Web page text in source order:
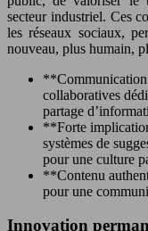
secteur industriel. Ces
les réseaux sociaux,
nouveau, plus humain,
collaboratives
partage
**Forte
systèmes de
pour une culture
**Contenu
pour une
Innovation